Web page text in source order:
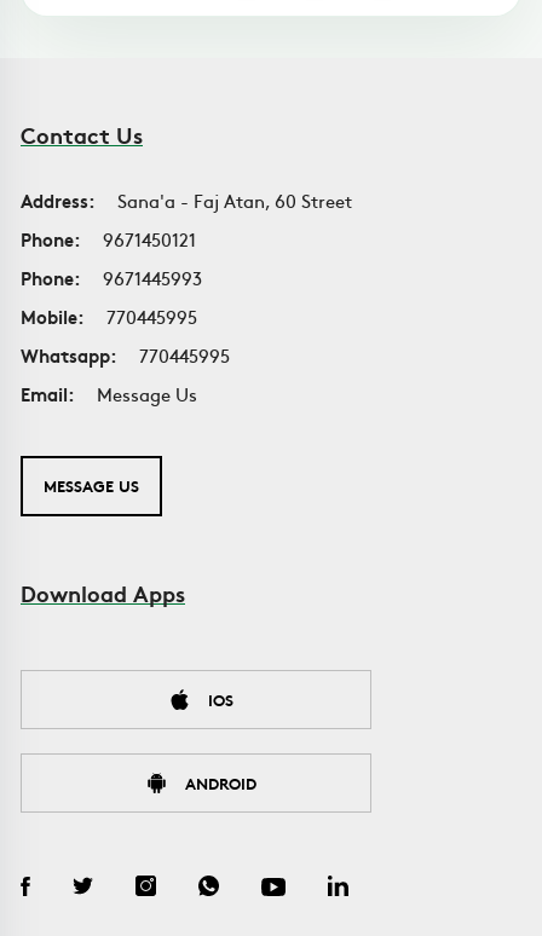
Contact Us
Address:
Sana'a - Faj Atan, 60 Street
Phone:
9671450121
Phone:
9671445993
Mobile:
770445995
Whatsapp:
770445995
Email:
Message Us
MESSAGE US
Download Apps
IOS
ANDROID